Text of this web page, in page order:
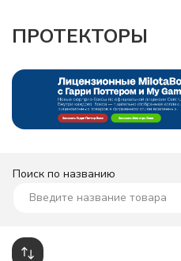
ПРОТЕКТОРЫ
Поиск по названию